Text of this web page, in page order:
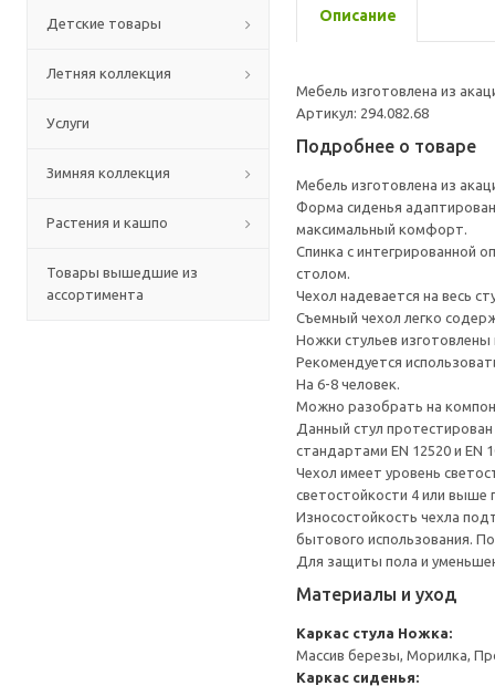
Детские товары
Летняя коллекция
Услуги
Зимняя коллекция
Растения и кашпо
Товары вышедшие из
ассортимента
Описание
Мебель изготовлена из
Артикул: 294.082.68
Подробнее о товаре
Мебель изготовлена из
Форма сиденья
максимальный комфорт.
Спинка с интегрированной
столом.
Чехол надевается на весь
Съемный чехол легко
Ножки стульев
Рекомендуется
На 6-8 человек.
Можно разобрать на
Данный стул
стандартами EN 12520 и EN
Чехол имеет уровень
светостойкости 4 или
Износостойкость чехла
бытового использования.
Для защиты пола и
Материалы и уход
Каркас стула Ножка:
Массив березы, Морилка,
Каркас сиденья: